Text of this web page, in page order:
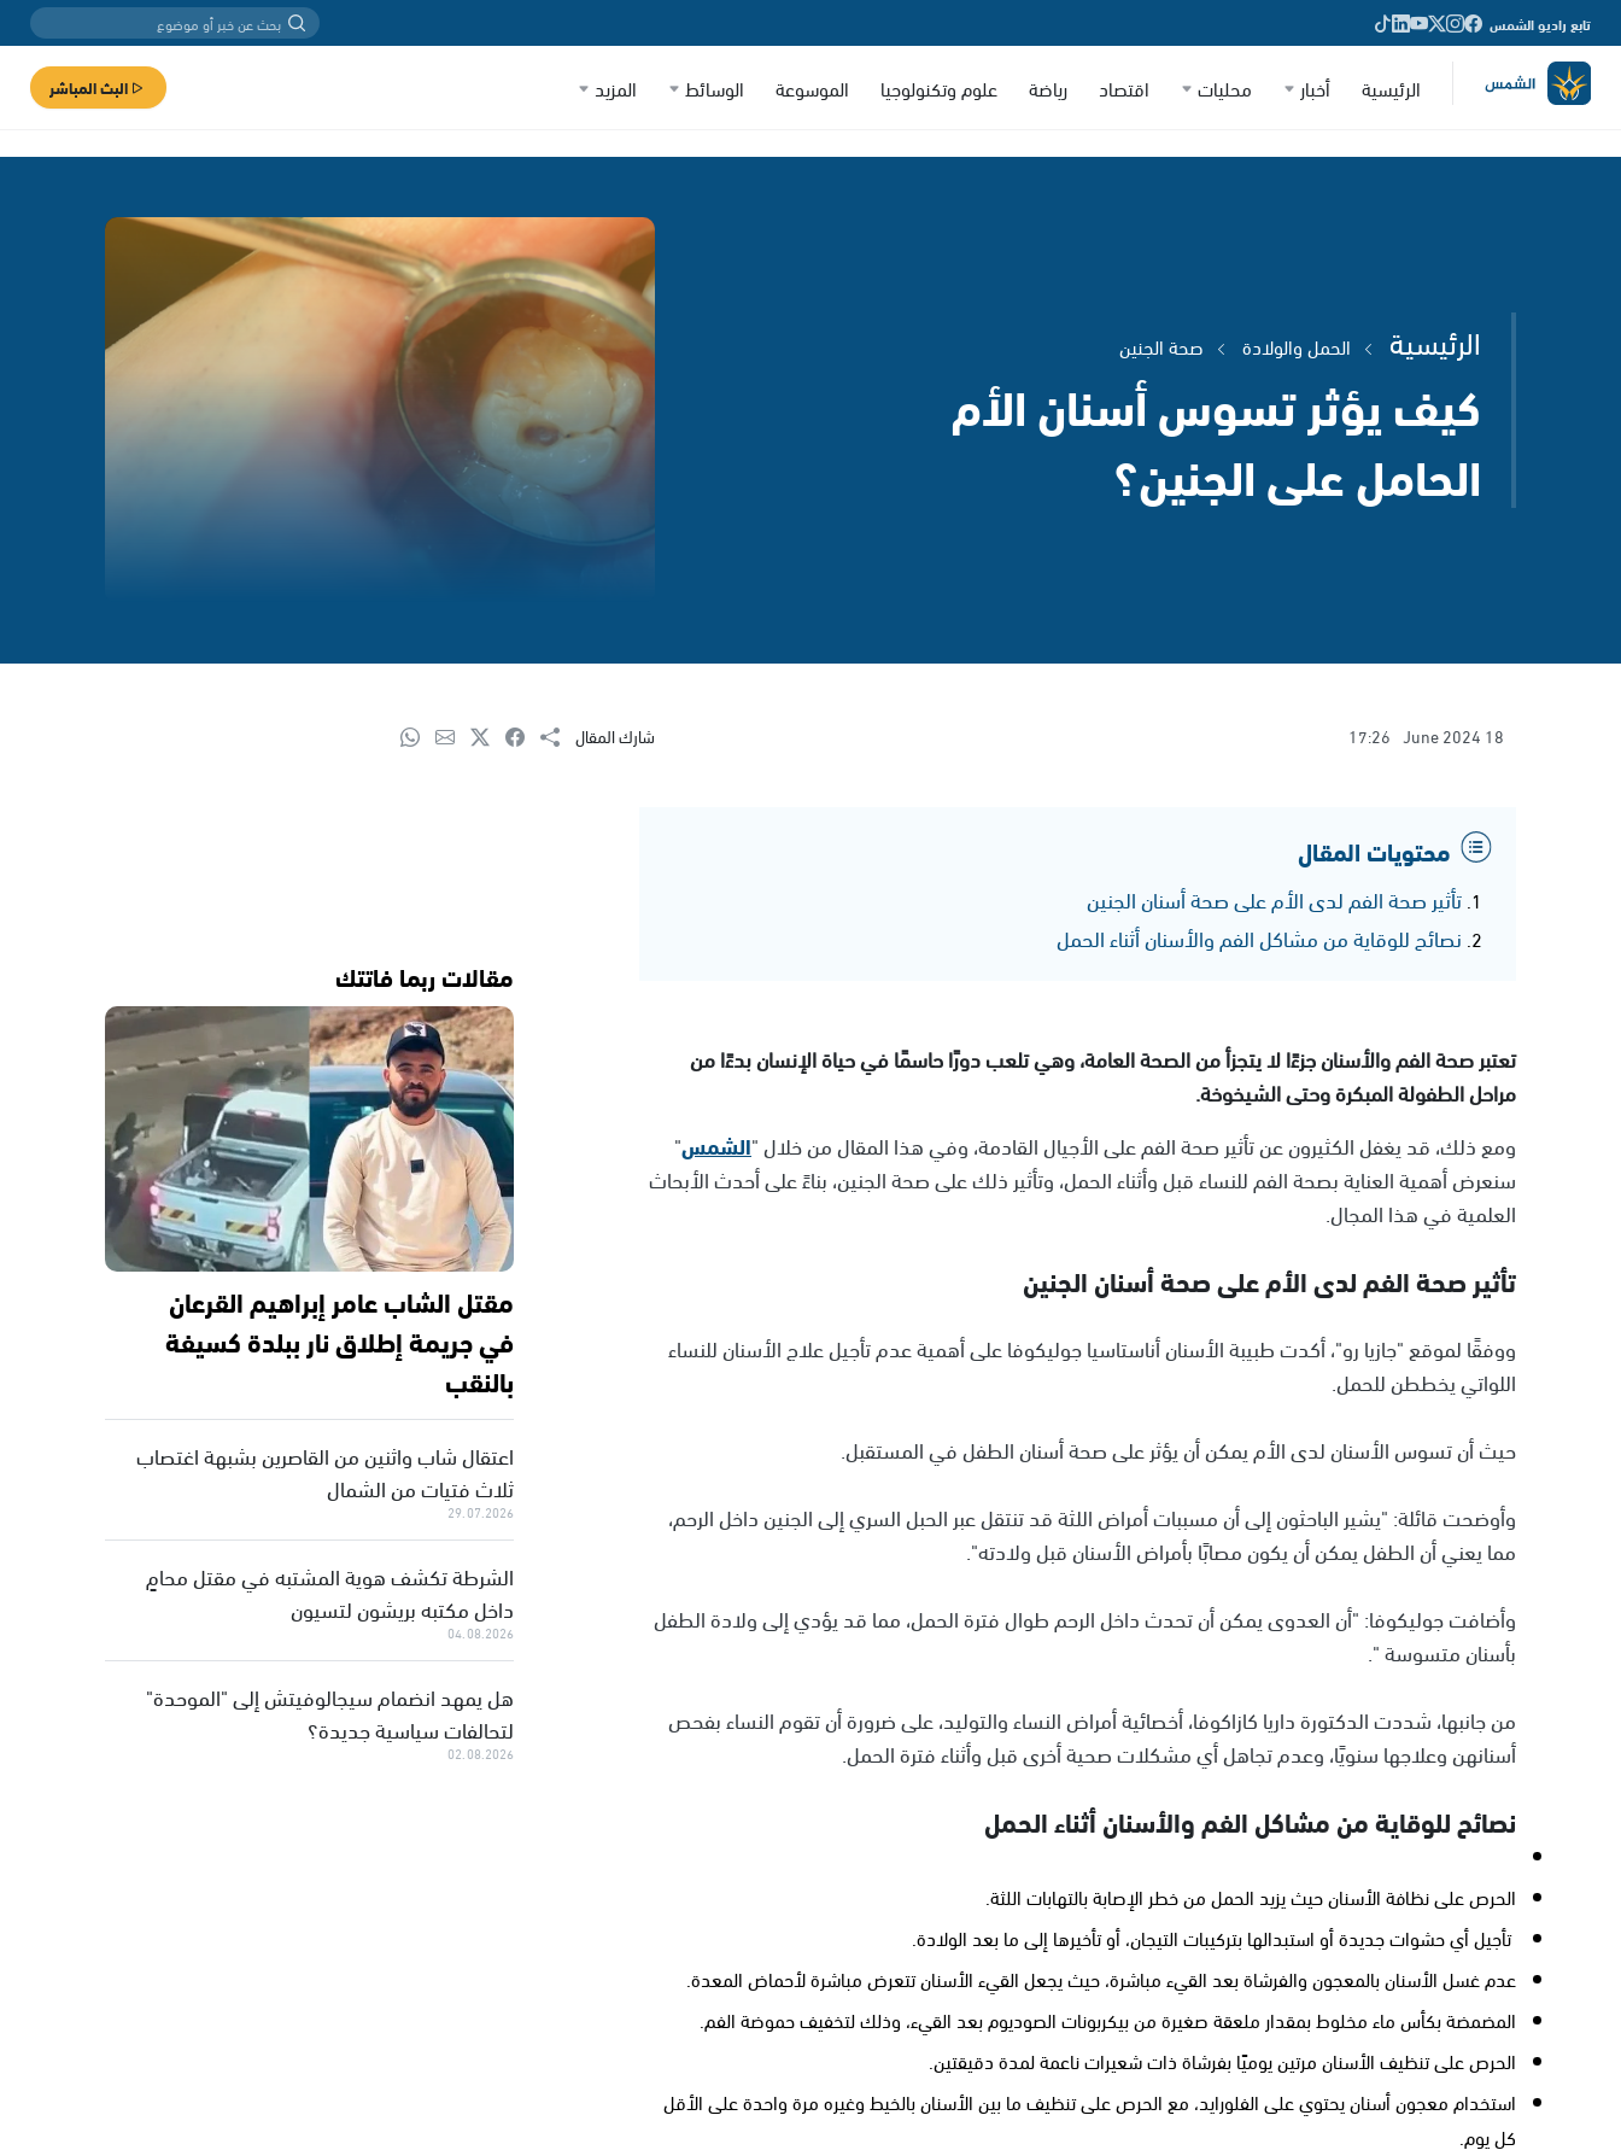
تابع راديو الشمس
الرئيسية أخبار محليات اقتصاد رياضة علوم وتكنولوجيا الموسوعة الوسائط المزيد البث المباشر
الرئيسية الحمل والولادة صحة الجنين
كيف يؤثر تسوس أسنان الأم
الحامل على الجنين؟
18 June 2024
17:26 شارك المقال
محتويات المقال
تأثير صحة الفم لدى الأم على صحة أسنان الجنين
نصائح للوقاية من مشاكل الفم والأسنان أثناء الحمل
تعتبر صحة الفم والأسنان جزءًا لا يتجزأ من الصحة العامة، وهي تلعب دورًا حاسمًا في حياة الإنسان بدءًا من
مراحل الطفولة المبكرة وحتى الشيخوخة.
ومع ذلك، قد يغفل الكثيرون عن تأثير صحة الفم على الأجيال القادمة، وفي هذا المقال من خلال "الشمس"
سنعرض أهمية العناية بصحة الفم للنساء قبل وأثناء الحمل، وتأثير ذلك على صحة الجنين، بناءً على أحدث الأبحاث
العلمية في هذا المجال.
تأثير صحة الفم لدى الأم على صحة أسنان الجنين
ووفقًا لموقع "جازيا رو"، أكدت طبيبة الأسنان أناستاسيا جوليكوفا على أهمية عدم تأجيل علاج الأسنان للنساء
اللواتي يخططن للحمل.
حيث أن تسوس الأسنان لدى الأم يمكن أن يؤثر على صحة أسنان الطفل في المستقبل.
وأوضحت قائلة: "يشير الباحثون إلى أن مسببات أمراض اللثة قد تنتقل عبر الحبل السري إلى الجنين داخل الرحم،
مما يعني أن الطفل يمكن أن يكون مصابًا بأمراض الأسنان قبل ولادته".
وأضافت جوليكوفا: "أن العدوى يمكن أن تحدث داخل الرحم طوال فترة الحمل، مما قد يؤدي إلى ولادة الطفل
بأسنان متسوسة ".
من جانبها، شددت الدكتورة داريا كازاكوفا، أخصائية أمراض النساء والتوليد، على ضرورة أن تقوم النساء بفحص
أسنانهن وعلاجها سنويًا، وعدم تجاهل أي مشكلات صحية أخرى قبل وأثناء فترة الحمل.
نصائح للوقاية من مشاكل الفم والأسنان أثناء الحمل
الحرص على نظافة الأسنان حيث يزيد الحمل من خطر الإصابة بالتهابات اللثة.
تأجيل أي حشوات جديدة أو استبدالها بتركيبات التيجان، أو تأخيرها إلى ما بعد الولادة.
عدم غسل الأسنان بالمعجون والفرشاة بعد القيء مباشرة، حيث يجعل القيء الأسنان تتعرض مباشرة لأحماض المعدة.
المضمضة بكأس ماء مخلوط بمقدار ملعقة صغيرة من بيكربونات الصوديوم بعد القيء، وذلك لتخفيف حموضة الفم.
الحرص على تنظيف الأسنان مرتين يوميًا بفرشاة ذات شعيرات ناعمة لمدة دقيقتين.
استخدام معجون أسنان يحتوي على الفلورايد، مع الحرص على تنظيف ما بين الأسنان بالخيط وغيره مرة واحدة على الأقل
كل يوم.
مقالات ربما فاتتك
مقتل الشاب عامر إبراهيم القرعان
في جريمة إطلاق نار ببلدة كسيفة
بالنقب
اعتقال شاب واثنين من القاصرين بشبهة اغتصاب
ثلاث فتيات من الشمال
29.07.2026
الشرطة تكشف هوية المشتبه في مقتل محامٍ
داخل مكتبه بريشون لتسيون
04.08.2026
هل يمهد انضمام سيجالوفيتش إلى "الموحدة"
لتحالفات سياسية جديدة؟
02.08.2026